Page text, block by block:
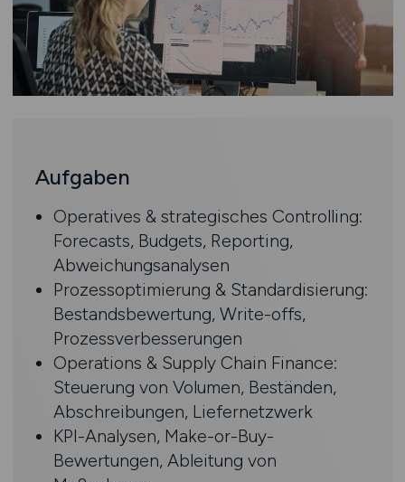
Aufgaben
Operatives & strategisches Controlling:
Forecasts, Budgets, Reporting,
Abweichungsanalysen
Prozessoptimierung & Standardisierung:
Bestandsbewertung, Write-offs,
Prozessverbesserungen
Operations & Supply Chain Finance:
Steuerung von Volumen, Beständen,
Abschreibungen, Liefernetzwerk
KPI-Analysen, Make-or-Buy-
Bewertungen, Ableitung von